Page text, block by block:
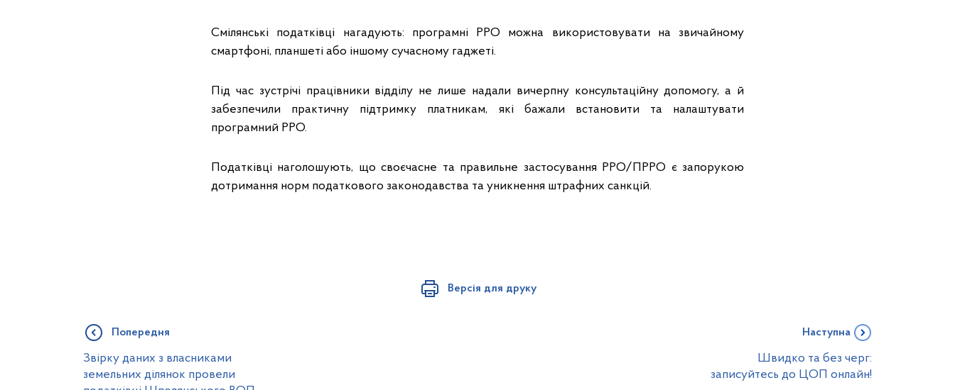
Смілянські податківці нагадують: програмні РРО можна використовувати на звичайному
смартфоні, планшеті або іншому сучасному гаджеті.
Під час зустрічі працівники відділу не лише надали вичерпну консультаційну допомогу, а й
забезпечили практичну підтримку платникам, які бажали встановити та налаштувати
програмний РРО.
Податківці наголошують, що своєчасне та правильне застосування РРО/ПРРО є запорукою
дотримання норм податкового законодавства та уникнення штрафних санкцій.
Версія для друку
Попередня
Звірку даних з власниками
земельних ділянок провели
Наступна
Швидко та без черг:
записуйтесь до ЦОП онлайн!